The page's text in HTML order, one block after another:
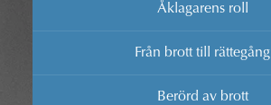
Åklagarens roll
Från brott till rättegång
Berörd av brott